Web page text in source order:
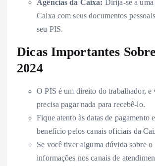
Agências da Caixa: Dirija-se a uma
Caixa com seus documentos
seu PIS.
Dicas Importantes
2024
O PIS é um direito do trabalhador, e
precisa pagar nada para recebê-lo.
Fique atento às datas de pagamento
benefício pelos canais oficiais da
Se você tiver alguma dúvida sobre
informações nos canais de